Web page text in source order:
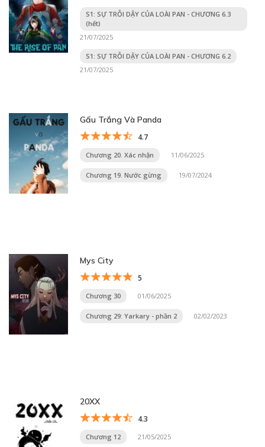
S1: SỰ TRỖI DẬY CỦA LOÀI PAN - CHƯƠNG 6.3
(hết)
21/07/2025
S1: SỰ TRỖI DẬY CỦA LOÀI PAN - CHƯƠNG 6.2
21/07/2025
Gấu Trắng Và Panda
4.7
Chương 20. Xác nhận 11/06/2025
Chương 19. Nước gừng 19/07/2024
Mys City
5
Chương 30 01/06/2025
Chương 29: Yarkary - phần 2 02/02/2023
20XX
4.3
Chương 12 21/05/2025